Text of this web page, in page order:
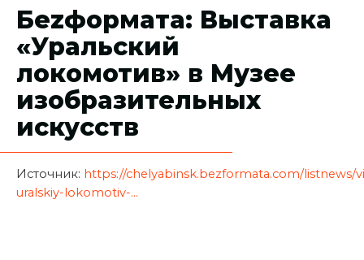
Беzформата: Выставка
«Уральский
локомотив» в Музее
изобразительных
искусств
Источник: https://chelyabinsk.bezformata.com/listnews/
uralskiy-lokomotiv-...